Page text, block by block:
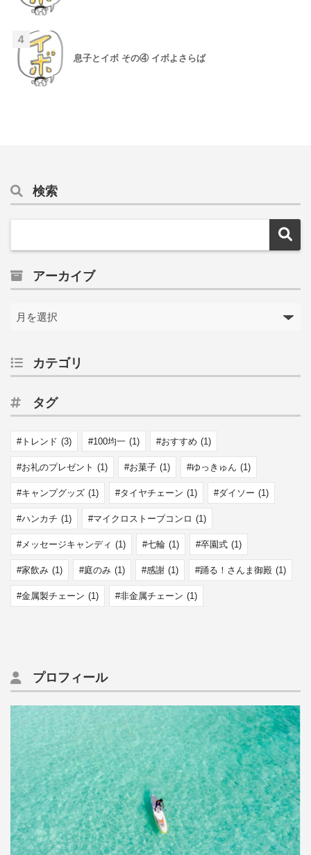
4
息子とイボ その④ イボよさらば
検索
アーカイブ
カテゴリ
タグ
トレンド (3) 100均一 (1) おすすめ (1)
お礼のプレゼント (1) お菓子 (1) ゆっきゅん (1)
キャンプグッズ (1) タイヤチェーン (1) ダイソー (1)
ハンカチ (1) マイクロストーブコンロ (1)
メッセージキャンディ (1) 七輪 (1) 卒園式 (1)
家飲み (1) 庭のみ (1) 感謝 (1) 踊る！さんま御殿 (1)
金属製チェーン (1) 非金属チェーン (1)
プロフィール